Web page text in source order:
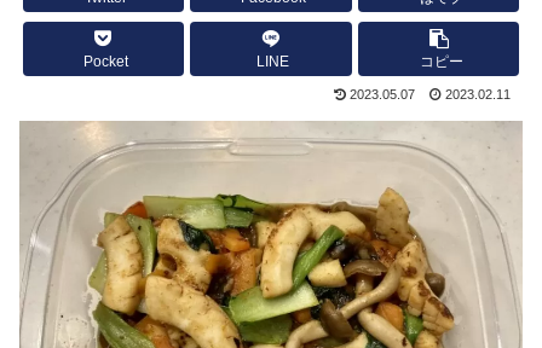
Pocket LINE コピー
2023.05.07 2023.02.11